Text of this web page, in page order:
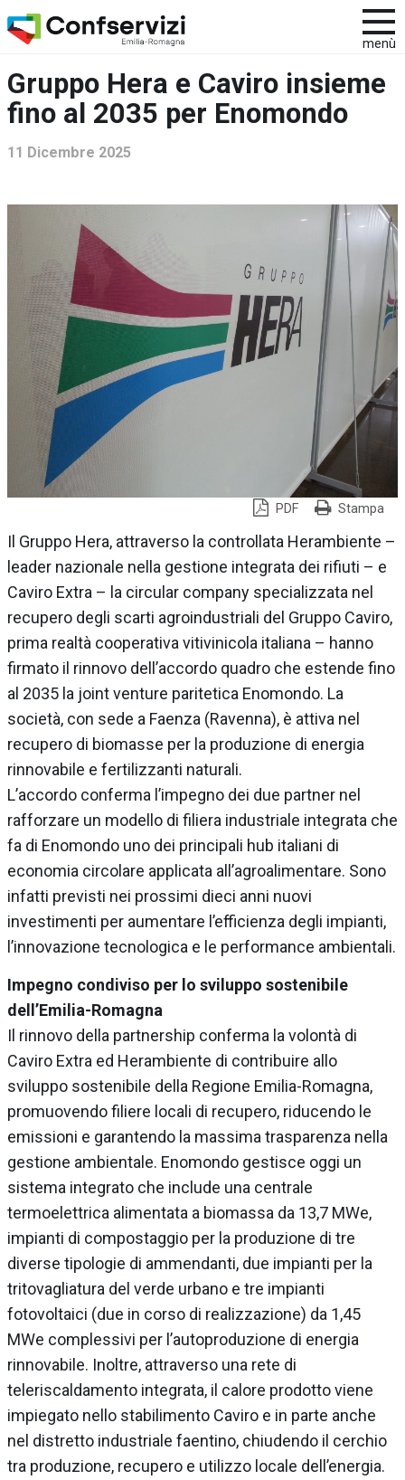
menù
Gruppo Hera e Caviro insieme
fino al 2035 per Enomondo
11 Dicembre 2025
PDF Stampa
Il Gruppo Hera, attraverso la controllata Herambiente –
leader nazionale nella gestione integrata dei rifiuti – e
Caviro Extra – la circular company specializzata nel
recupero degli scarti agroindustriali del Gruppo Caviro,
prima realtà cooperativa vitivinicola italiana – hanno
firmato il rinnovo dell’accordo quadro che estende fino
al 2035 la joint venture paritetica Enomondo. La
società, con sede a Faenza (Ravenna), è attiva nel
recupero di biomasse per la produzione di energia
rinnovabile e fertilizzanti naturali.
L’accordo conferma l’impegno dei due partner nel
rafforzare un modello di filiera industriale integrata che
fa di Enomondo uno dei principali hub italiani di
economia circolare applicata all’agroalimentare. Sono
infatti previsti nei prossimi dieci anni nuovi
investimenti per aumentare l’efficienza degli impianti,
l’innovazione tecnologica e le performance ambientali.
Impegno condiviso per lo sviluppo sostenibile
dell’Emilia-Romagna
Il rinnovo della partnership conferma la volontà di
Caviro Extra ed Herambiente di contribuire allo
sviluppo sostenibile della Regione Emilia-Romagna,
promuovendo filiere locali di recupero, riducendo le
emissioni e garantendo la massima trasparenza nella
gestione ambientale. Enomondo gestisce oggi un
sistema integrato che include una centrale
termoelettrica alimentata a biomassa da 13,7 MWe,
impianti di compostaggio per la produzione di tre
diverse tipologie di ammendanti, due impianti per la
tritovagliatura del verde urbano e tre impianti
fotovoltaici (due in corso di realizzazione) da 1,45
MWe complessivi per l’autoproduzione di energia
rinnovabile. Inoltre, attraverso una rete di
teleriscaldamento integrata, il calore prodotto viene
impiegato nello stabilimento Caviro e in parte anche
nel distretto industriale faentino, chiudendo il cerchio
tra produzione, recupero e utilizzo locale dell’energia.